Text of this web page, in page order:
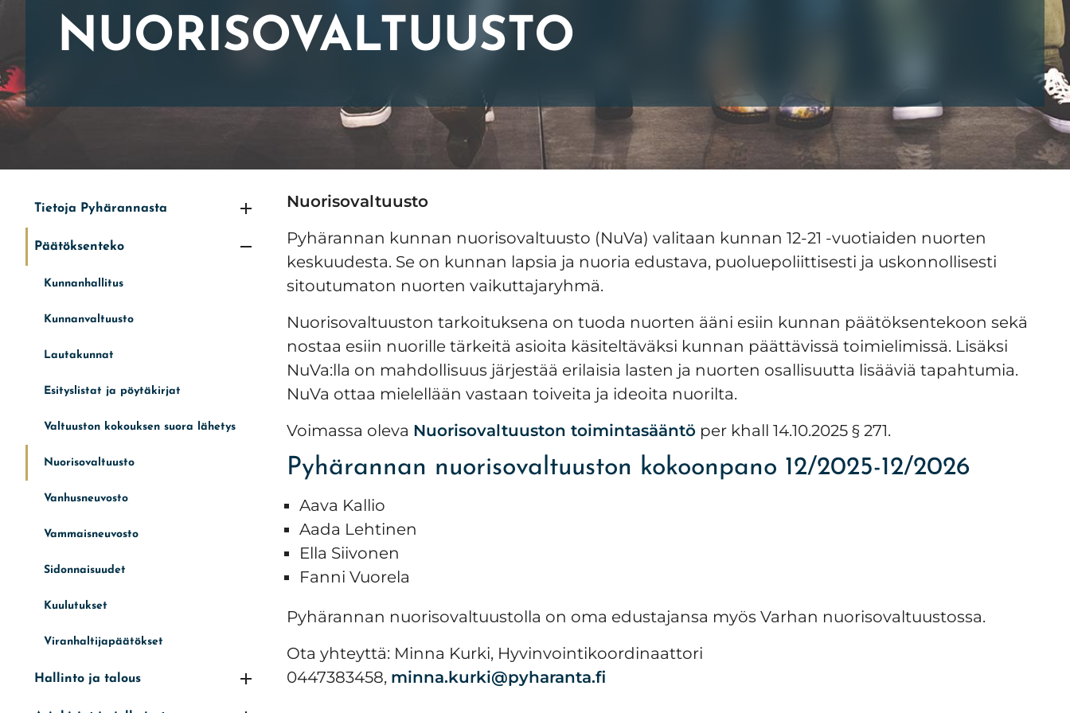
NUORISOVALTUUSTO
Tietoja Pyhärannasta
Päätöksenteko
Kunnanhallitus
Kunnanvaltuusto
Lautakunnat
Esityslistat ja pöytäkirjat
Valtuuston kokouksen suora lähetys
Nuorisovaltuusto
Vanhusneuvosto
Vammaisneuvosto
Sidonnaisuudet
Kuulutukset
Viranhaltijapäätökset
Hallinto ja talous
Nuorisovaltuusto
Pyhärannan kunnan nuorisovaltuusto (NuVa) valitaan kunnan 12-21 -vuotiaiden nuorten
keskuudesta. Se on kunnan lapsia ja nuoria edustava, puoluepoliittisesti ja uskonnollisesti
sitoutumaton nuorten vaikuttajaryhmä.
Nuorisovaltuuston tarkoituksena on tuoda nuorten ääni esiin kunnan päätöksentekoon sekä
nostaa esiin nuorille tärkeitä asioita käsiteltäväksi kunnan päättävissä toimielimissä. Lisäksi
NuVa:lla on mahdollisuus järjestää erilaisia lasten ja nuorten osallisuutta lisääviä tapahtumia.
NuVa ottaa mielellään vastaan toiveita ja ideoita nuorilta.
Voimassa oleva Nuorisovaltuuston toimintasääntö per khall 14.10.2025 § 271.
Pyhärannan nuorisovaltuuston kokoonpano 12/2025-12/2026
Aava Kallio
Aada Lehtinen
Ella Siivonen
Fanni Vuorela
Pyhärannan nuorisovaltuustolla on oma edustajansa myös Varhan nuorisovaltuustossa.
Ota yhteyttä: Minna Kurki, Hyvinvointikoordinaattori
0447383458, minna.kurki@pyharanta.fi